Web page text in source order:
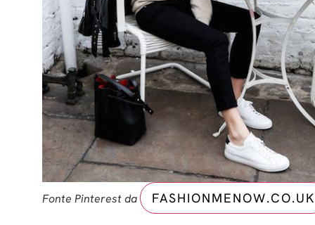
Fonte Pinterest da FASHIONMENOW.CO.UK